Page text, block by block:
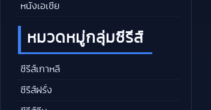
หนังเอเชีย
หมวดหมู่กลุ่มซีรีส์
ซีรีส์เกาหลี
ซีรีส์ฝรั่ง